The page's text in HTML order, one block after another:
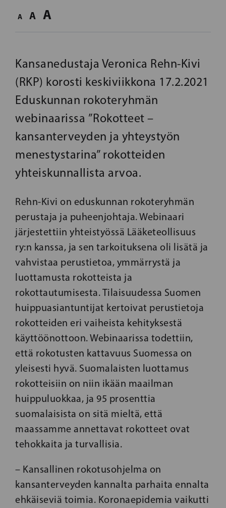
A A A
Kansanedustaja Veronica Rehn-Kivi
(RKP) korosti keskiviikkona 17.2.2021
Eduskunnan rokoteryhmän
webinaarissa ”Rokotteet –
kansanterveyden ja yhteystyön
menestystarina” rokotteiden
yhteiskunnallista arvoa.
Rehn-Kivi on eduskunnan rokoteryhmän
perustaja ja puheenjohtaja. Webinaari
järjestettiin yhteistyössä Lääketeollisuus
ry:n kanssa, ja sen tarkoituksena oli lisätä ja
vahvistaa perustietoa, ymmärrystä ja
luottamusta rokotteista ja
rokottautumisesta. Tilaisuudessa Suomen
huippuasiantuntijat kertoivat perustietoja
rokotteiden eri vaiheista kehityksestä
käyttöönottoon. Webinaarissa todettiin,
että rokotusten kattavuus Suomessa on
yleisesti hyvä. Suomalaisten luottamus
rokotteisiin on niin ikään maailman
huippuluokkaa, ja 95 prosenttia
suomalaisista on sitä mieltä, että
maassamme annettavat rokotteet ovat
tehokkaita ja turvallisia.
– Kansallinen rokotusohjelma on
kansanterveyden kannalta parhaita ennalta
ehkäiseviä toimia. Koronaepidemia vaikutti